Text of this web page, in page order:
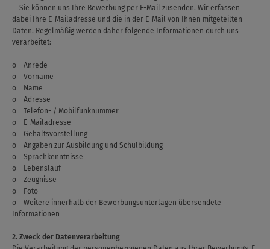
Sie können uns Ihre Bewerbung per E-Mail zusenden. Wir erfassen
dabei Ihre E-Mailadresse und die in der E-Mail von Ihnen mitgeteilten
Daten. Regelmäßig werden daher folgende Informationen durch uns
verarbeitet:
o Anrede
o Vorname
o Name
o Adresse
o Telefon- / Mobilfunknummer
o E-Mailadresse
o Gehaltsvorstellung
o Angaben zur Ausbildung und Schulbildung
o Sprachkenntnisse
o Lebenslauf
o Zeugnisse
o Foto
o Weitere innerhalb der Bewerbungsunterlagen übersendete
Informationen
2. Zweck der Datenverarbeitung